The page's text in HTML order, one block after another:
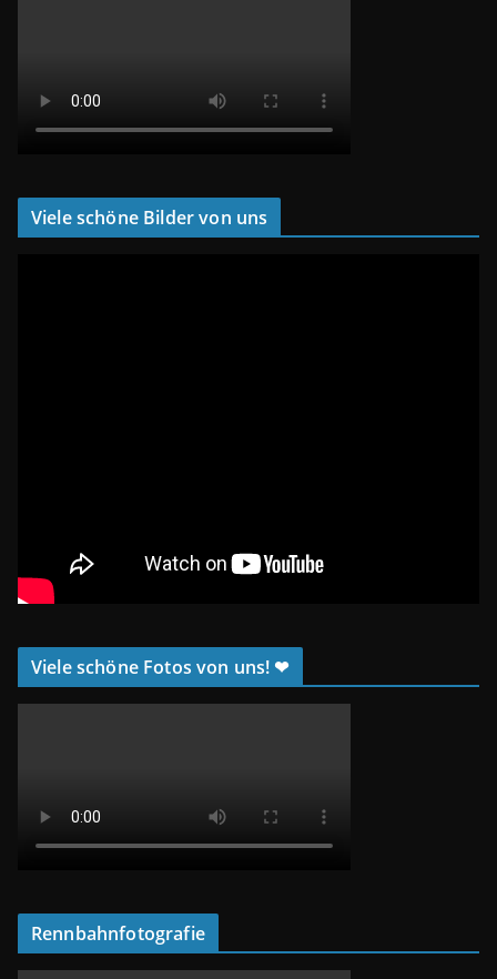
Viele schöne Bilder von uns
Viele schöne Fotos von uns! ❤
Rennbahnfotografie